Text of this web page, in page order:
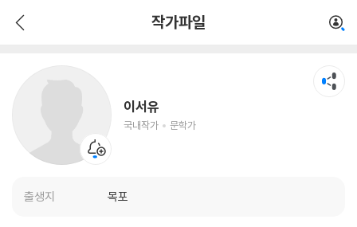
작가파일
이서유
국내작가 문학가
출생지 목포